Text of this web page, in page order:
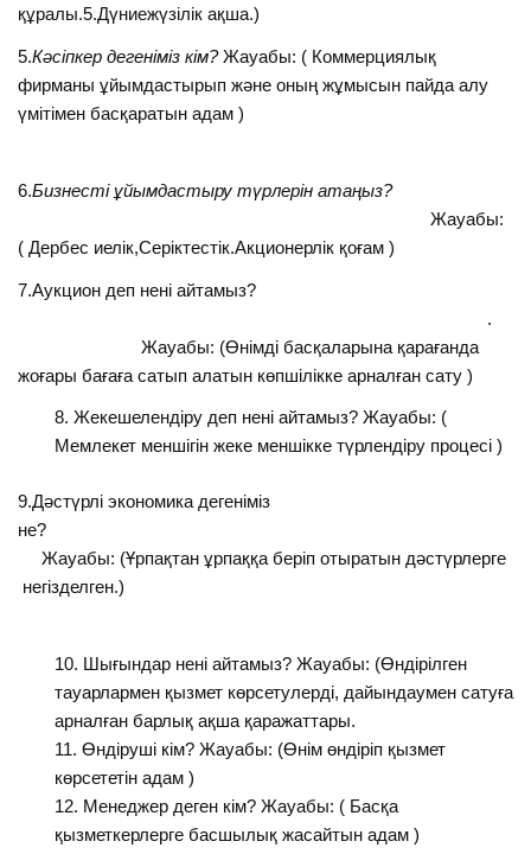
құралы.5.Дүниежүзілік ақша.)
5.Кәсіпкер дегеніміз кім?Жауабы: ( Коммерциялық
фирманы ұйымдастырып және оның жұмысын пайда алу
үмітімен басқаратын адам )
6.Бизнесті ұйымдастыру түрлерін атаңыз?
Жауабы:
( Дербес иелік,Серіктестік.Акционерлік қоғам )
7.Аукцион деп нені айтамыз?
.
Жауабы: (Өнімді басқаларына қарағанда
жоғары бағаға сатып алатын көпшілікке арналған сату )
Жекешелендіру деп нені айтамыз? Жауабы: (
Мемлекет меншігін жеке меншікке түрлендіру процесі )
9.Дәстүрлі экономика дегеніміз
не?
Жауабы: (Ұрпақтан ұрпаққа беріп отыратын дәстүрлерге
негізделген.)
Шығындар нені айтамыз? Жауабы: (Өндірілген
тауарлармен қызмет көрсетулерді, дайындаумен сатуға
арналған барлық ақша қаражаттары.
Өндіруші кім? Жауабы: (Өнім өндіріп қызмет
көрсететін адам )
Менеджер деген кім? Жауабы: ( Басқа
қызметкерлерге басшылық жасайтын адам )